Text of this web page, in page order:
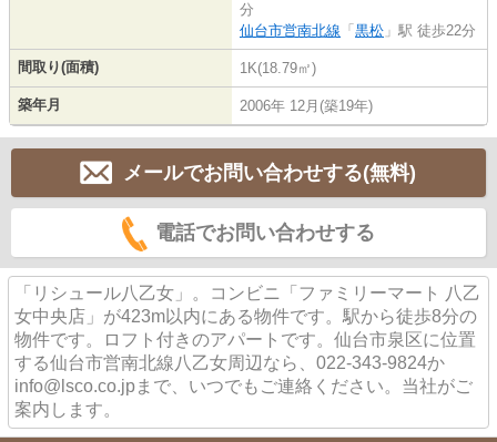
分
仙台市営南北線 「 黒松 」駅 徒歩22分
間取り(面積) 1K(18.79㎡)
築年月 2006年 12月(築19年)
メールでお問い合わせする(無料)
電話でお問い合わせする
「リシュール八乙女」。コンビニ「ファミリーマート 八乙
女中央店」が423m以内にある物件です。駅から徒歩8分の
物件です。ロフト付きのアパートです。仙台市泉区に位置
する仙台市営南北線八乙女周辺なら、022-343-9824か
info@lsco.co.jpまで、いつでもご連絡ください。当社がご
案内します。